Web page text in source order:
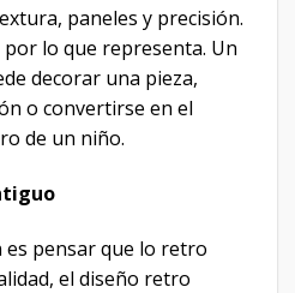
paneles y precisión.
lo que representa. Un
decorar una pieza,
o convertirse en el
de un niño.
pensar que lo retro
el diseño retro